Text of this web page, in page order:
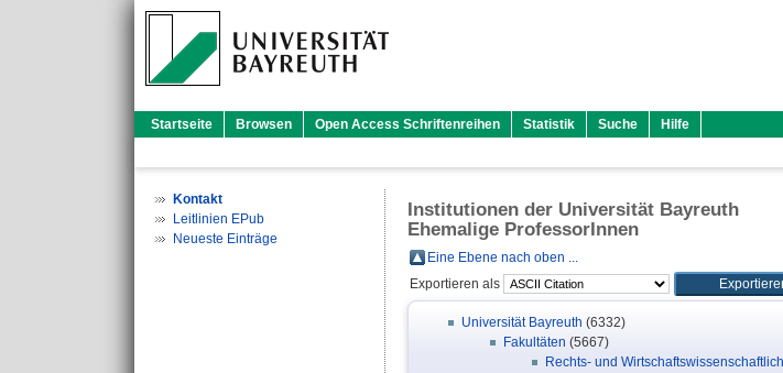
Startseite Browsen Open Access Schriftenreihen Statistik Suche Hilfe
Kontakt
Leitlinien EPub
Neueste Einträge
Institutionen der Universität Bayreuth
Ehemalige ProfessorInnen
Eine Ebene nach oben ...
Exportieren als
Universität Bayreuth (6332)
Fakultäten (5667)
Rechts- und